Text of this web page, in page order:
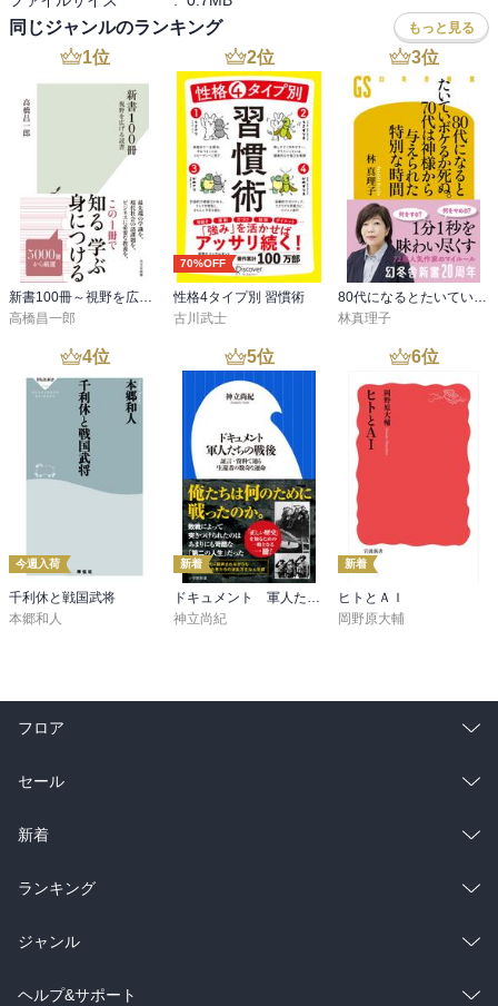
同じジャンルのランキング もっと見る
1位
新書100冊～視野を広げる読書～
高橋昌一郎
2位
70%OFF
性格4タイプ別 習慣術
古川武士
3位
80代になるとたいていボケるか死ぬ。70代は神様から与えられた特別な時間
林真理子
4位
今週入荷
千利休と戦国武将
本郷和人
5位
新着
神立尚紀
6位
新着
ヒトとＡＩ
岡野原大輔
フロア
総合
ラノベ
雑誌・グラビア
BL・TL
セール
総合
ラノベ
雑誌・グラビア
BL・TL
新着
総合
ラノベ
雑誌・グラビア
ランキング
総合
ラノベ
ジャンル
コミック
ヘルプ&サポート